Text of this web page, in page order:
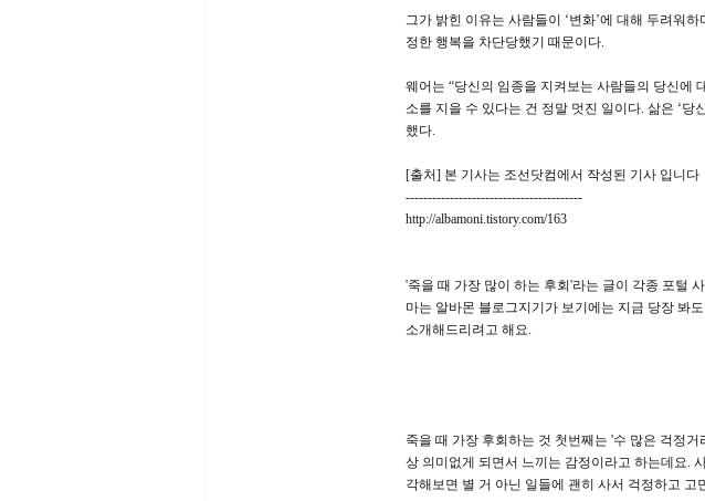
그가 밝힌 이유는 사람들이 ‘변화’에 대해 두려워
정한 행복을 차단당했기 때문이다.
웨어는 “당신의 임종을 지켜보는 사람들의 당신에
소를 지을 수 있다는 건 정말 멋진 일이다. 삶은 ‘
했다.
[출처] 본 기사는 조선닷컴에서 작성된 기사 입니다
----------------------------------------
http://albamoni.tistory.com/163
'죽을 때 가장 많이 하는 후회'라는 글이 각종 포털
마는 알바몬 블로그지기가 보기에는 지금 당장 봐
소개해드리려고 해요.
죽을 때 가장 후회하는 것 첫번째는 '수 많은 걱정
상 의미없게 되면서 느끼는 감정이라고 하는데요.
각해보면 별 거 아닌 일들에 괜히 사서 걱정하고